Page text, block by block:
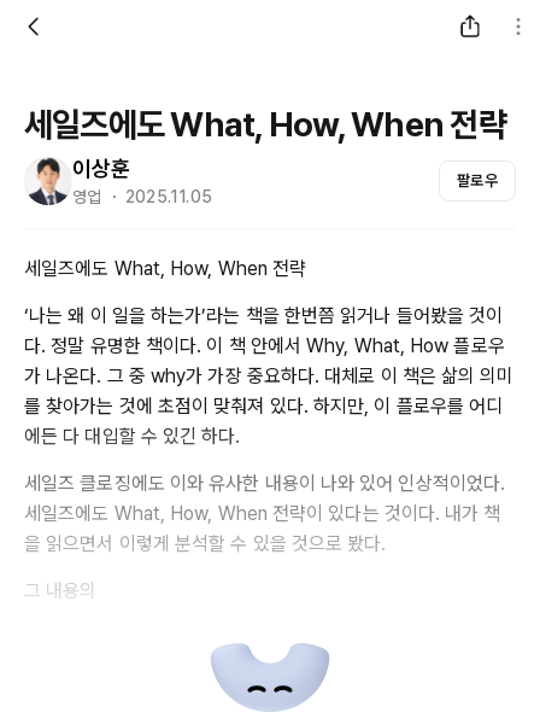
세일즈에도 What, How, When 전략
이상훈
영업 ・ 2025.11.05
팔로우
세일즈에도 What, How, When 전략
‘나는 왜 이 일을 하는가’라는 책을 한번쯤 읽거나 들어봤을 것이
다. 정말 유명한 책이다. 이 책 안에서 Why, What, How 플로우
가 나온다. 그 중 why가 가장 중요하다. 대체로 이 책은 삶의 의미
를 찾아가는 것에 초점이 맞춰져 있다. 하지만, 이 플로우를 어디
에든 다 대입할 수 있긴 하다.
세일즈 클로징에도 이와 유사한 내용이 나와 있어 인상적이었다.
세일즈에도 What, How, When 전략이 있다는 것이다. 내가 책
을 읽으면서 이렇게 분석할 수 있을 것으로 봤다.
그 내용의